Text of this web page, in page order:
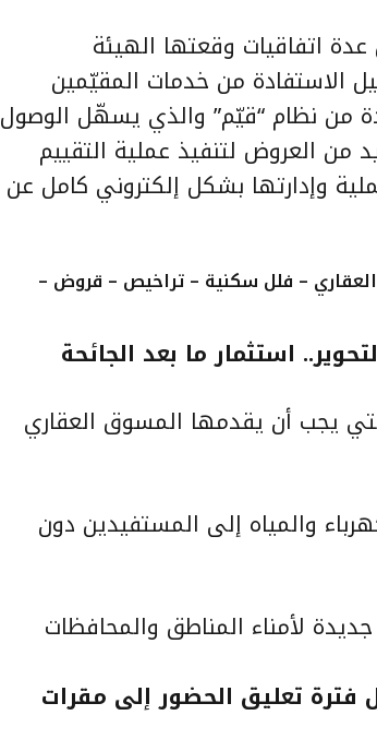
اتفاقيات وقعتها الهيئة
الاستفادة من خدمات المقيّمين
من نظام “قيّم” والذي يسهّل الوصول
من العروض لتنفيذ عملية التقييم
وإدارتها بشكل إلكتروني كامل عن
– فلل سكنية – تراخيص – قروض –
استثمار ما بعد الجائحة
يجب أن يقدمها المسوق العقاري
والمياه إلى المستفيدين دون
والقروية” تمنح 60 صلاحية جديدة لأمناء المناطق والمحافظات
حكمًا وذلك خلال فترة تعليق الحضور إلى مقرات